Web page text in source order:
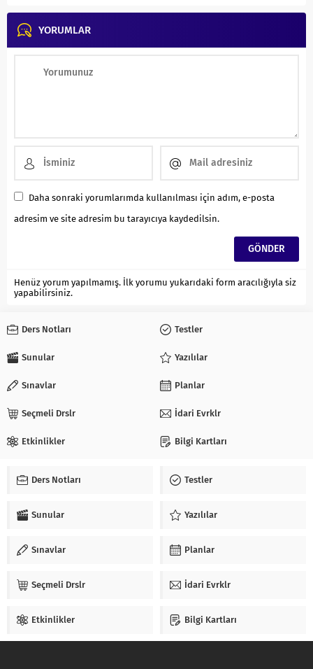
YORUMLAR
Daha sonraki yorumlarımda kullanılması için adım, e-posta
adresim ve site adresim bu tarayıcıya kaydedilsin.
Henüz yorum yapılmamış. İlk yorumu yukarıdaki form aracılığıyla siz
yapabilirsiniz.
Ders Notları Testler
Sunular Yazılılar
Sınavlar Planlar
Seçmeli Drslr İdari Evrklr
Etkinlikler Bilgi Kartları
Ders Notları Testler
Sunular Yazılılar
Sınavlar Planlar
Seçmeli Drslr İdari Evrklr
Etkinlikler Bilgi Kartları